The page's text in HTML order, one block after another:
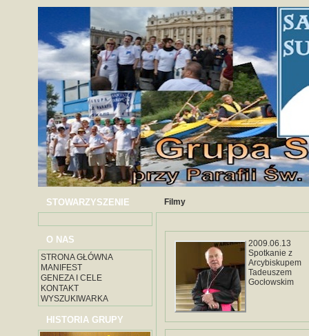
STOWARZYSZENIE
O NAS
STRONA GŁÓWNA
MANIFEST
GENEZA I CELE
KONTAKT
WYSZUKIWARKA
HISTORIA GRUPY
Filmy
2009.06.13
Spotkanie z
Arcybiskupem
Tadeuszem
Gocłowskim